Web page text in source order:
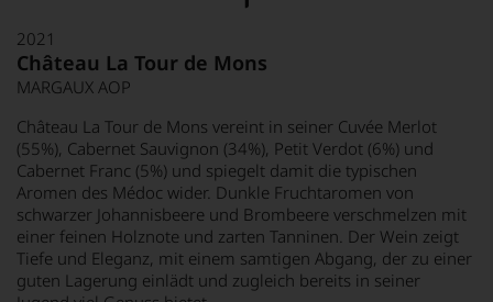
2021
Château La Tour de Mons
MARGAUX AOP
Château La Tour de Mons vereint in seiner Cuvée Merlot
(55%), Cabernet Sauvignon (34%), Petit Verdot (6%) und
Cabernet Franc (5%) und spiegelt damit die typischen
Aromen des Médoc wider. Dunkle Fruchtaromen von
schwarzer Johannisbeere und Brombeere verschmelzen mit
einer feinen Holznote und zarten Tanninen. Der Wein zeigt
Tiefe und Eleganz, mit einem samtigen Abgang, der zu einer
guten Lagerung einlädt und zugleich bereits in seiner